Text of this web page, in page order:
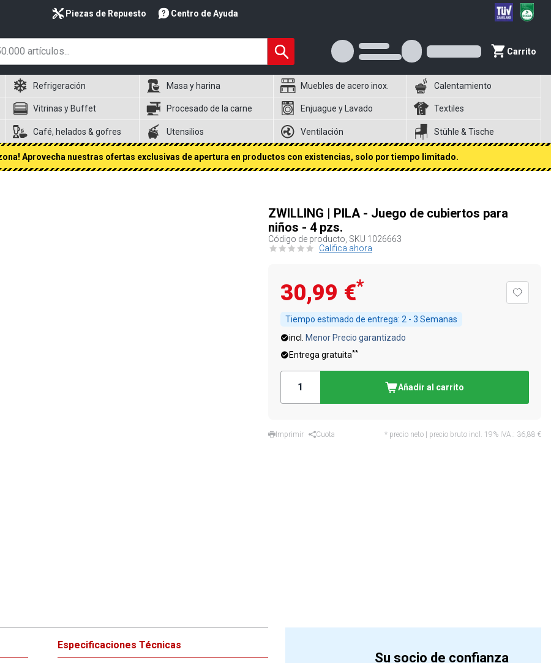
Piezas de Repuesto Centro de Ayuda
Carrito
Refrigeración Masa y harina Muebles de acero inox. Calentamiento
Vitrinas y Buffet Procesado de la carne Enjuague y Lavado Textiles
Café, helados & gofres Utensilios Ventilación Stühle & Tische
Aprovecha nuestras ofertas exclusivas de apertura en productos con existencias, solo por tiempo limitado.
ZWILLING | PILA - Juego de cubiertos para
niños - 4 pzs.
Código de producto, SKU 1026663
Califica ahora
30,99 €*
Tiempo estimado de entrega: 2 - 3 Semanas
incl.
Menor Precio garantizado
Entrega gratuita**
Añadir al carrito
Imprimir Cuota * precio neto | precio bruto incl. 19% IVA.: 36,88 €
Especificaciones Técnicas
Su socio de confianza